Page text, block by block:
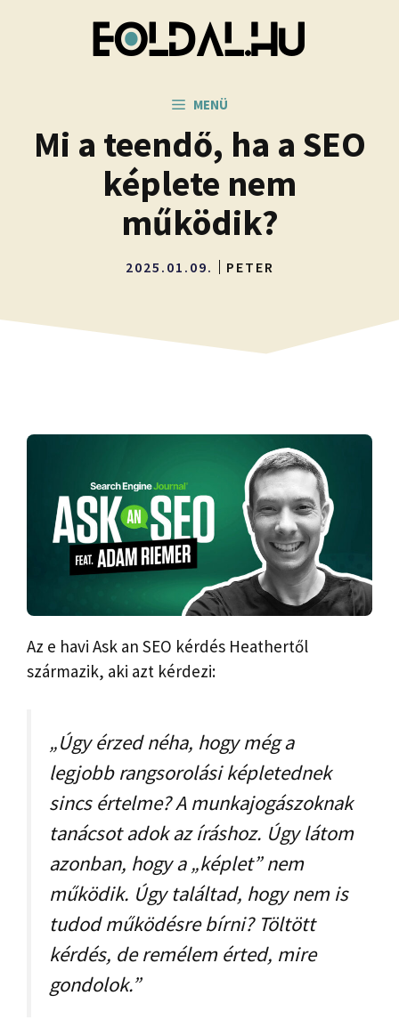
MENÜ
Mi a teendő, ha a SEO
képlete nem
működik?
2025.01.09. PETER
Az e havi Ask an SEO kérdés Heathertől
származik, aki azt kérdezi:
„Úgy érzed néha, hogy még a
legjobb rangsorolási képletednek
sincs értelme? A munkajogászoknak
tanácsot adok az íráshoz. Úgy látom
azonban, hogy a „képlet” nem
működik. Úgy találtad, hogy nem is
tudod működésre bírni? Töltött
kérdés, de remélem érted, mire
gondolok.”